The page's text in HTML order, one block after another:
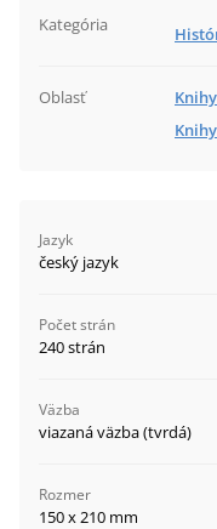
Kategória
Oblasť
Jazyk
český jazyk
Počet strán
240 strán
Väzba
viazaná väzba (tvrdá)
Rozmer
150 x 210 mm